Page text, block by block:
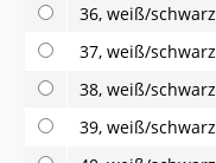
36, weiß/schwarz
37, weiß/schwarz
38, weiß/schwarz
39, weiß/schwarz